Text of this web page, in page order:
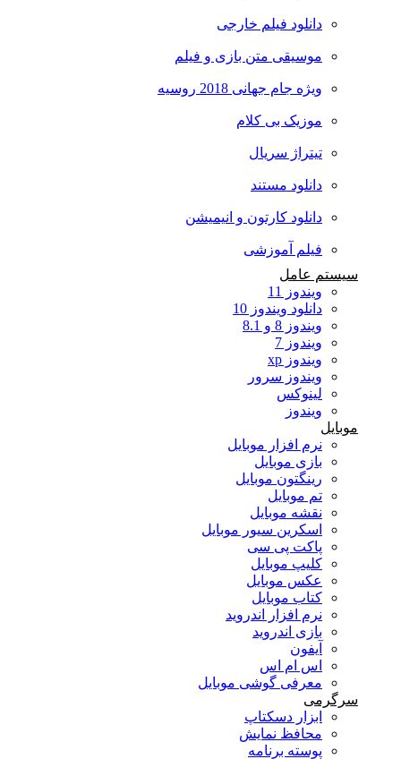
دانلود فیلم خارجی
موسیقی متن بازی و فیلم
ویژه جام جهانی 2018 روسیه
موزیک بی کلام
تیتراژ سریال
دانلود مستند
دانلود کارتون و انیمیشن
فیلم آموزشی
سیستم عامل
ویندوز 11
دانلود ویندوز 10
ویندوز 8 و 8.1
ویندوز 7
ویندوز xp
ویندوز سرور
لینوکس
ویندوز
موبایل
نرم افزار موبایل
بازی موبایل
رینگتون موبایل
تم موبایل
نقشه موبایل
اسکرین سیور موبایل
پاکت پی سی
کلیپ موبایل
عکس موبایل
کتاب موبایل
نرم افزار اندروید
بازی اندروید
آیفون
اس ام اس
معرفی گوشی موبایل
سرگرمی
ابزار دسکتاپ
محافظ نمایش
پوسته برنامه